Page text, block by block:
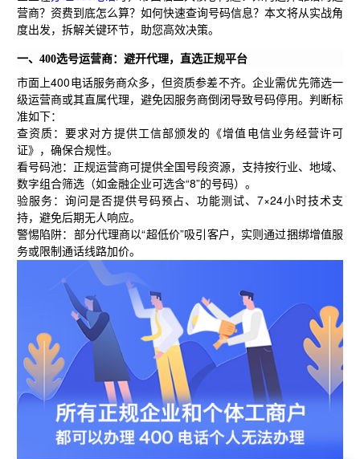
营商？资费到底怎么算？如何快速查询号码信息？本文将从实战角
度出发，拆解关键环节，助您高效决策。
一、400选号运营商：避开代理，直选正规平台
市面上400电话服务商众多，但资质参差不齐。企业需优先筛选一
级运营商或其直属代理，避免因服务商倒闭导致号码停用。判断标
准如下：
查资质：要求对方提供工信部颁发的《增值电信业务经营许可
证》，确保合规性。
看号码池：正规运营商可提供全国号段资源，支持按行业、地域、
数字组合筛选（如金融企业可选含“8”的号码）。
验服务：询问是否提供号码预占、功能测试、7×24小时技术支
持，避免后期无人响应。
警惕陷阱：部分代理商以“超低价”吸引客户，实则通过捆绑增值服
务或限制通话线路加价。